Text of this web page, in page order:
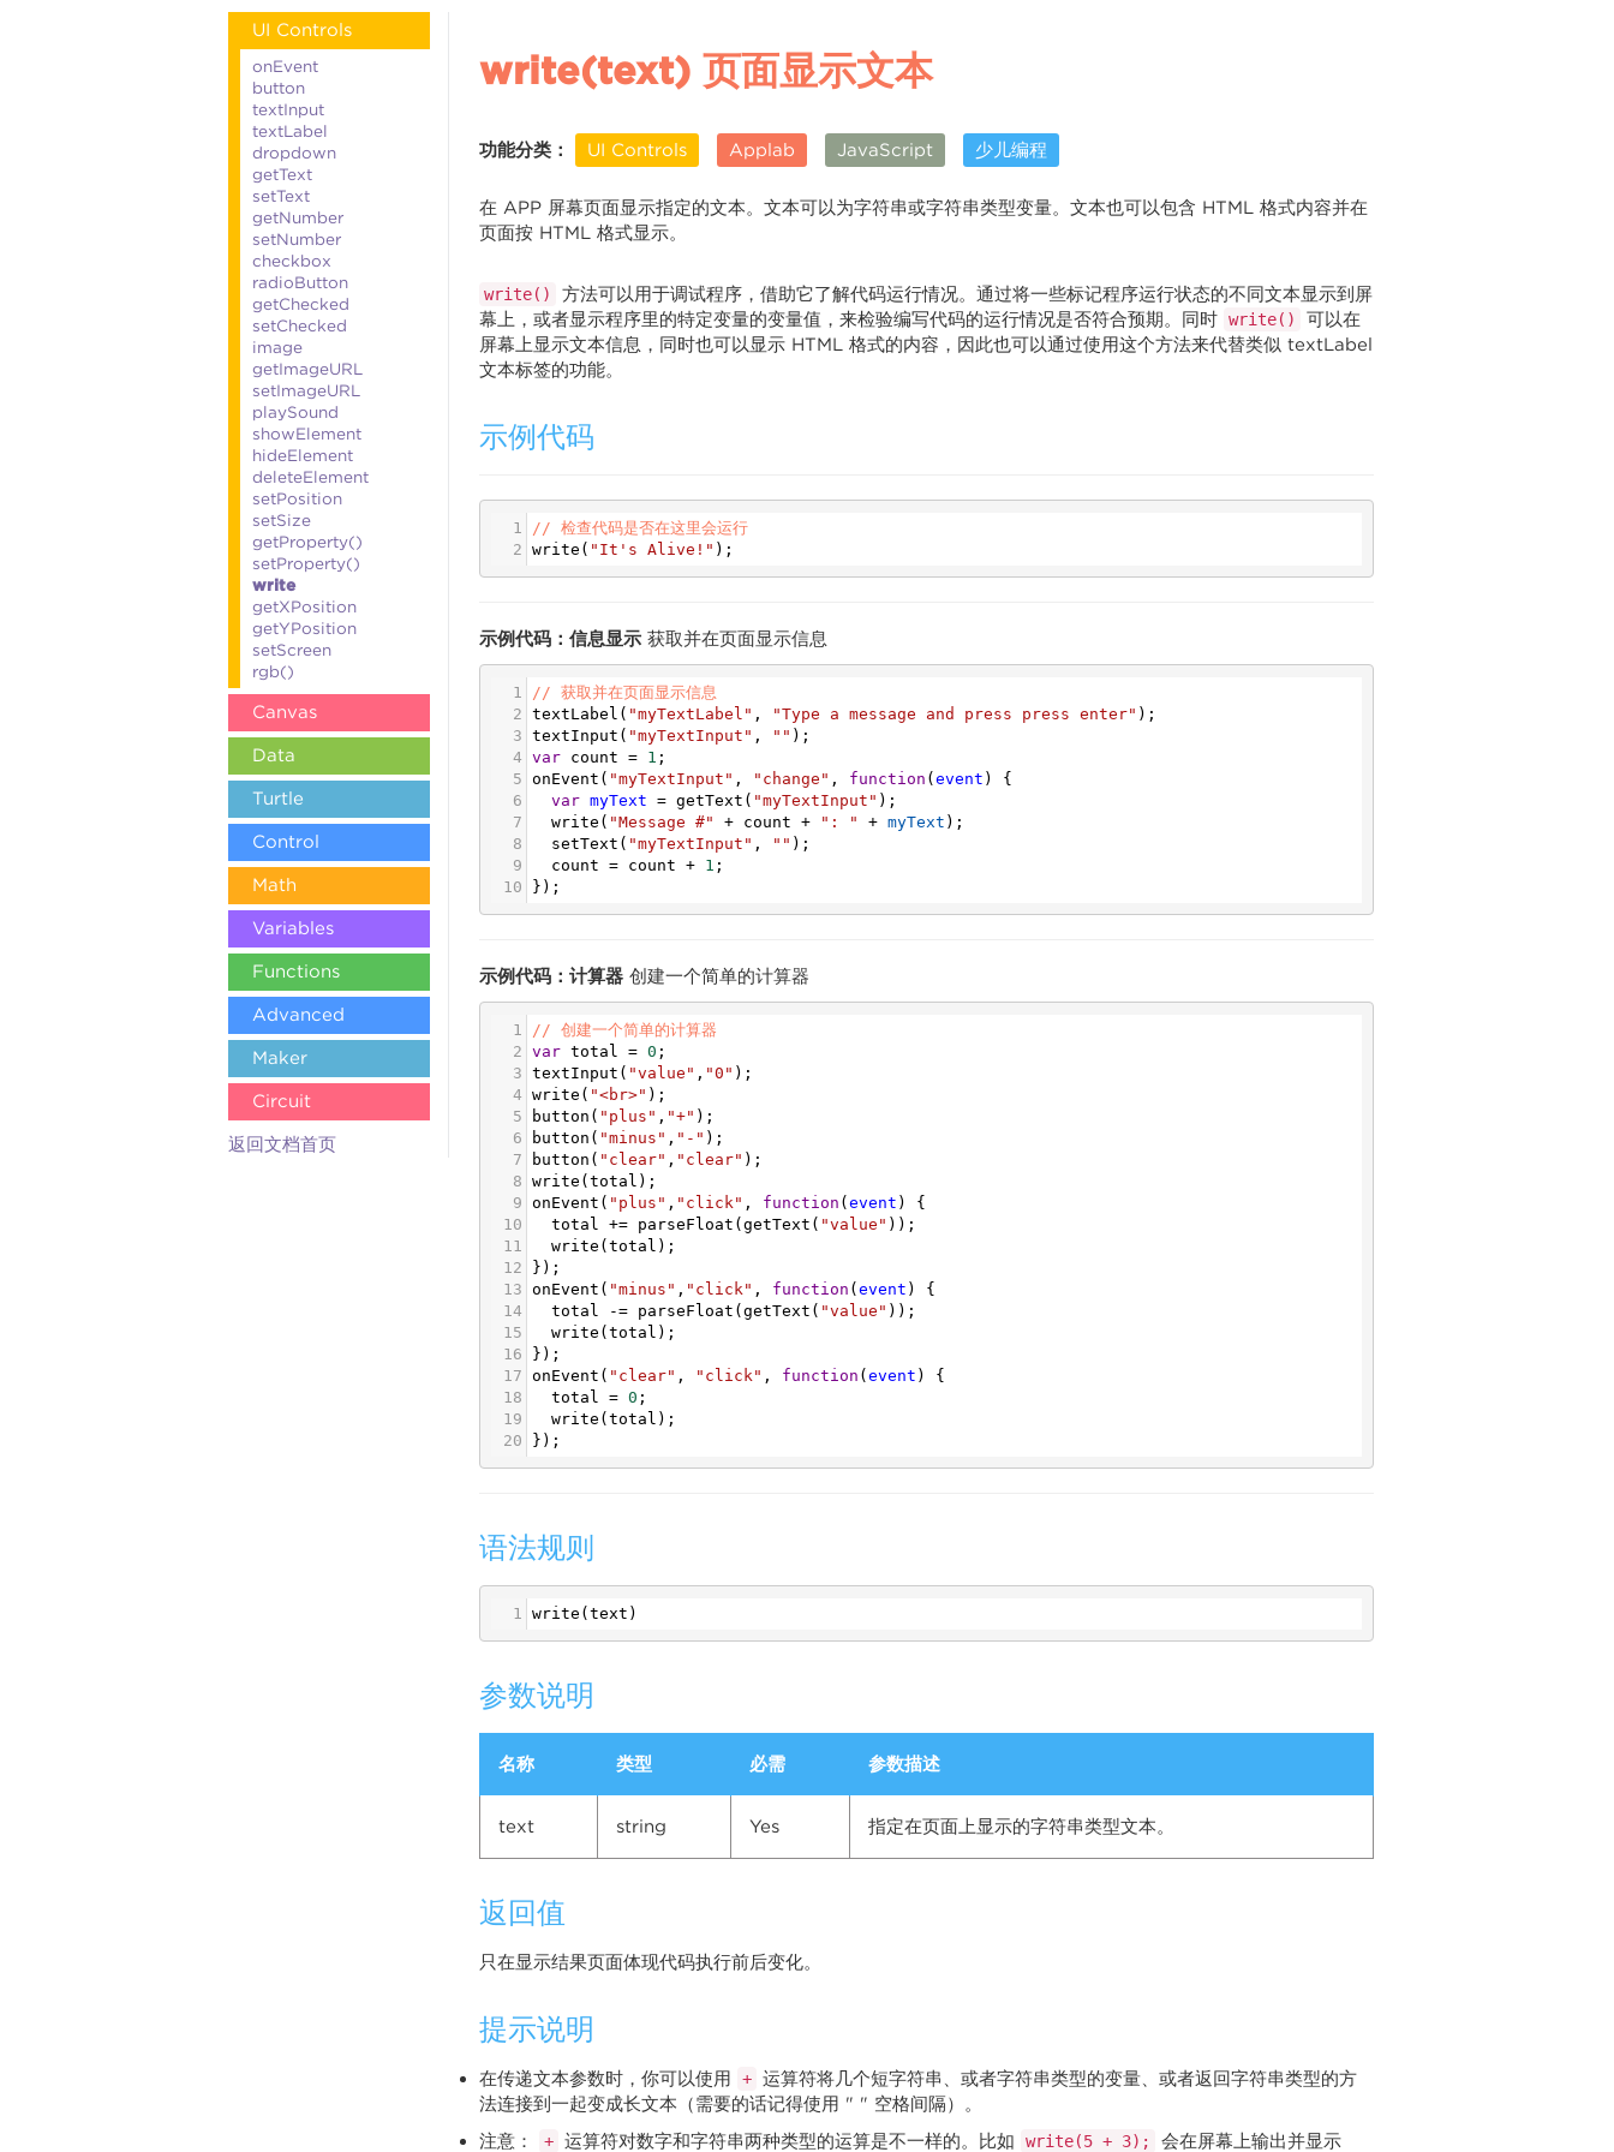
write(text) 页面显示文本
功能分类： UI Controls Applab JavaScript 少儿编程
在 APP 屏幕页面显示指定的文本。文本可以为字符串或字符串类型变量。文本也可以包含 HTML 格式内容并在
页面按 HTML 格式显示。
write()
方法可以用于调试程序，借助它了解代码运行情况。通过将一些标记程序运行状态的不同文本显示到屏
幕上，或者显示程序里的特定变量的变量值，来检验编写代码的运行情况是否符合预期。同时 write()
可以在
屏幕上显示文本信息，同时也可以显示 HTML 格式的内容，因此也可以通过使用这个方法来代替类似 textLabel
文本标签的功能。
示例代码
1
// 检查代码是否在这里会运行
2
write ( "It's Alive!" );
示例代码：信息显示获取并在页面显示信息
1
// 获取并在页面显示信息
2
textLabel ( "myTextLabel" , "Type a message and press press enter" );
3
textInput ( "myTextInput" , "" );
4
var count = 1 ;
5
onEvent ( "myTextInput" , "change" , function (event ) {
6
var myText = getText ( "myTextInput" );
7
write ( "Message #" + count + ": " + myText );
8
setText ( "myTextInput" , "" );
9
count = count + 1 ;
10
});
示例代码：计算器创建一个简单的计算器
1
// 创建一个简单的计算器
2
var total = 0 ;
3
textInput ( "value" , "0" );
4
write ( "<br>" );
5
button ( "plus" , "+" );
6
button ( "minus" , "-" );
7
button ( "clear" , "clear" );
8
write (total );
9
onEvent ( "plus" , "click" , function (event ) {
10
total += parseFloat (getText ( "value" ));
11
write (total );
12
});
13
onEvent ( "minus" , "click" , function (event ) {
14
total -= parseFloat (getText ( "value" ));
15
write (total );
16
});
17
onEvent ( "clear" , "click" , function (event ) {
18
total = 0 ;
19
write (total );
20
});
语法规则
1 write (text )
参数说明
名称 类型 必需 参数描述
text string Yes 指定在页面上显示的字符串类型文本。
返回值
只在显示结果页面体现代码执行前后变化。
提示说明
在传递文本参数时，你可以使用 + 运算符将几个短字符串、或者字符串类型的变量、或者返回字符串类型的方
法连接到一起变成长文本（需要的话记得使用 " " 空格间隔）。
注意：
+ 运算符对数字和字符串两种类型的运算是不一样的。比如 write(5 + 3); 会在屏幕上输出并显示
UI Controls
onEvent
button
textInput
textLabel
dropdown
getText
setText
getNumber
setNumber
checkbox
radioButton
getChecked
setChecked
image
getImageURL
setImageURL
playSound
showElement
hideElement
deleteElement
setPosition
setSize
getProperty()
setProperty()
write
getXPosition
getYPosition
setScreen
rgb()
Canvas
Data
Turtle
Control
Math
Variables
Functions
Advanced
Maker
Circuit
返回文档首页